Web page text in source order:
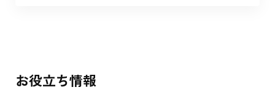
お役立ち情報